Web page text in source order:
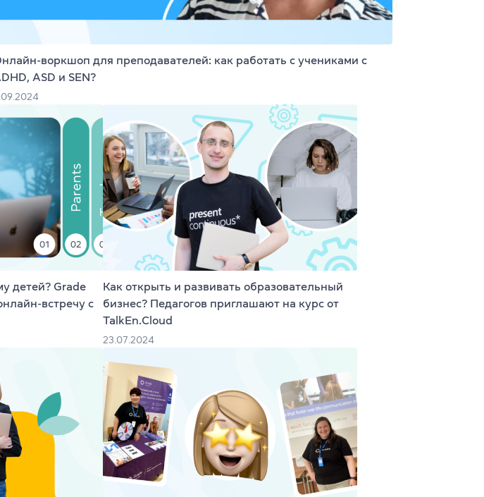
TKT Modules 1, 2, 3, YL, CLIL
DELTA Module 1
Условия регистрации
Экзамены в Польше
Подготовка к IELTS
Пробный тест IELTS
Об экзамене IELTS
Пробный тест TOEFL
воркшоп для преподавателей: как работать с учениками с
ASD и SEN?
детей? Grade
встречу с
Как открыть и развивать образовательный
бизнес? Педагогов приглашают на курс от
TalkEn.Cloud
23.07.2024